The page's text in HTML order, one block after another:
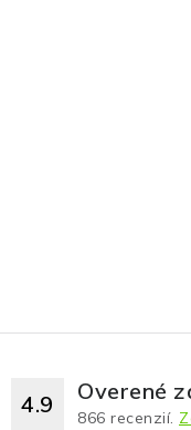
4.9 Overené
866 recenzií.